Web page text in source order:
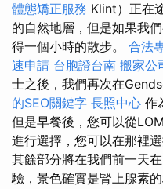
體態矯正服務 Klint）正在
的自然地層，但是如果我
得一個小時的散步。 合法
速申請 台胞證台南 搬家公
士之後，我們再次在
的SEO關鍵字 長照中心 作
但是早餐後，您可以從
進行選擇，您可以在那裡
其餘部分將在我們前一天
驗，景色確實是腎上腺素